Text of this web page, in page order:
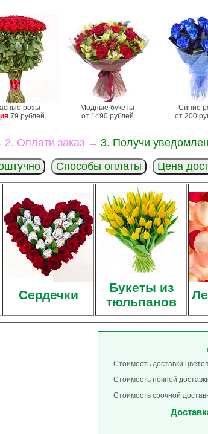
розы
79 рублей
Модные букеты
от 1490 рублей
Синие
от 200
2. Оплати заказ → 3. Получи
Способы оплаты Цена
Сердечки
Букеты из
тюльпанов
Стоимость доставки
Стоимость ночной
Стоимость срочной